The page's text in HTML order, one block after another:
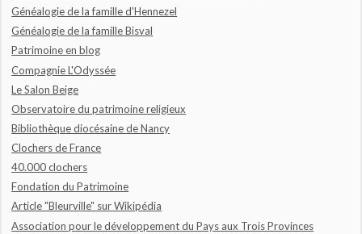
Généalogie de la famille d'Hennezel
Généalogie de la famille Bisval
Patrimoine en blog
Compagnie L'Odyssée
Le Salon Beige
Observatoire du patrimoine religieux
Bibliothèque diocésaine de Nancy
Clochers de France
40.000 clochers
Fondation du Patrimoine
Article "Bleurville" sur Wikipédia
Association pour le développement du Pays aux Trois Provinces